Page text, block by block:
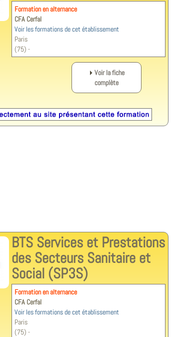
Formation en alternance
CFA Cerfal
Voir les formations de cet établissement
Paris
(75) -
Voir la fiche
complète
BTS Services et Prestations
des Secteurs Sanitaire et
Social (SP3S)
Formation en alternance
CFA Cerfal
Voir les formations de cet établissement
Paris
(75) -